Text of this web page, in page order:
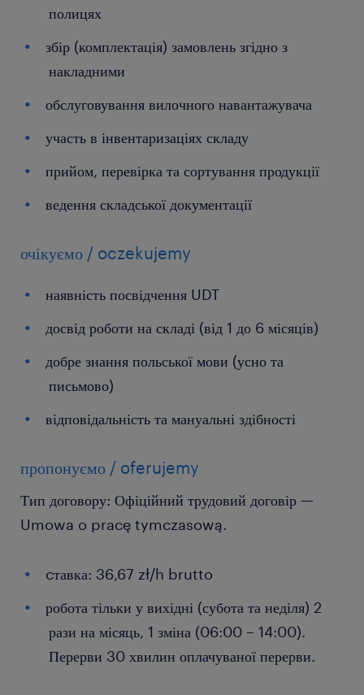
полицях
збір (комплектація) замовлень згідно з
накладними
обслуговування вилочного навантажувача
участь в інвентаризаціях складу
прийом, перевірка та сортування продукції
ведення складської документації
очікуємо / oczekujemy
наявність посвідчення UDT
досвід роботи на складі (від 1 до 6 місяців)
добре знання польської мови (усно та
письмово)
відповідальність та мануальні здібності
пропонуємо / oferujemy
Тип договору: Офіційний трудовий договір —
Umowa o pracę tymczasową.
cтавка: 36,67 zł/h brutto
робота тільки у вихідні (субота та неділя) 2
рази на місяць, 1 зміна (06:00 – 14:00).
Перерви 30 хвилин оплачуваної перерви.